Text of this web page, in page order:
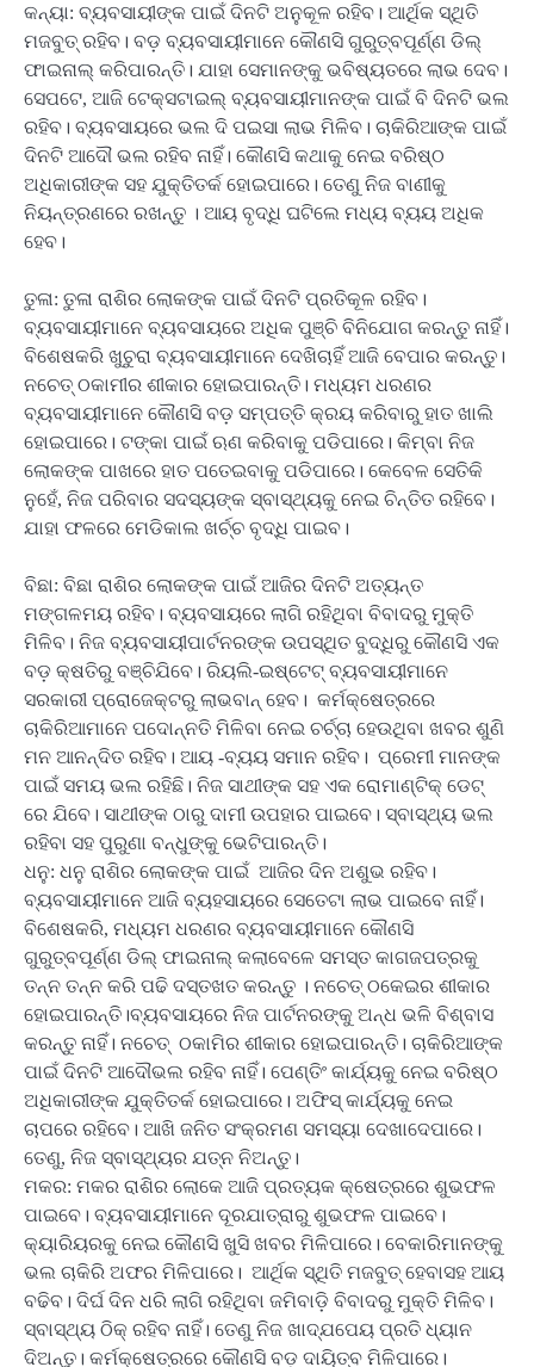
କନ୍ୟା: ବ୍ୟବସାୟୀଙ୍କ ପାଇଁ ଦିନଟି ଅନୁକୂଳ ରହିବ। ଆର୍ଥିକ ସ୍ଥିତି
ମଜବୁତ୍ ରହିବ। ବଡ଼ ବ୍ୟବସାୟୀମାନେ କୌଣସି ଗୁରୁତ୍ବପୂର୍ଣ୍ଣ ଡିଲ୍
ଫାଇନାଲ୍ କରିପାରନ୍ତି। ଯାହା ସେମାନଙ୍କୁ ଭବିଷ୍ୟତରେ ଲାଭ ଦେବ।
ସେପଟେ, ଆଜି ଟେକ୍ସଟାଇଲ୍ ବ୍ୟବସାୟୀମାନଙ୍କ ପାଇଁ ବି ଦିନଟି ଭଲ
ରହିବ। ବ୍ୟବସାୟରେ ଭଲ ଦି ପଇସା ଲାଭ ମିଳିବ। ଚାକିରିଆଙ୍କ ପାଇଁ
ଦିନଟି ଆଦୌ ଭଲ ରହିବ ନାହିଁ। କୌଣସି କଥାକୁ ନେଇ ବରିଷ୍ଠ
ଅଧିକାରୀଙ୍କ ସହ ଯୁକ୍ତିତର୍କ ହୋଇପାରେ। ତେଣୁ ନିଜ ବାଣୀକୁ
ନିୟନ୍ତ୍ରଣରେ ରଖନ୍ତୁ । ଆୟ ବୃଦ୍ଧି ଘଟିଲେ ମଧ୍ୟ ବ୍ୟୟ ଅଧିକ
ହେବ।
ତୁଳା: ତୁଳା ରାଶିର ଲୋକଙ୍କ ପାଇଁ ଦିନଟି ପ୍ରତିକୂଳ ରହିବ।
ବ୍ୟବସାୟୀମାନେ ବ୍ୟବସାୟରେ ଅଧିକ ପୁଞ୍ଚି ବିନିଯୋଗ କରନ୍ତୁ ନାହିଁ।
ବିଶେଷକରି ଖୁଚୁରା ବ୍ୟବସାୟୀମାନେ ଦେଖିଚାହିଁ ଆଜି ବେପାର କରନ୍ତୁ।
ନଚେତ୍ ଠକାମୀର ଶୀକାର ହୋଇପାରନ୍ତି। ମଧ୍ୟମ ଧରଣର
ବ୍ୟବସାୟୀମାନେ କୌଣସି ବଡ଼ ସମ୍ପତ୍ତି କ୍ରୟ କରିବାରୁ ହାତ ଖାଲି
ହୋଇପାରେ। ଟଙ୍କା ପାଇଁ ଋଣ କରିବାକୁ ପଡିପାରେ। କିମ୍ବା ନିଜ
ଲୋକଙ୍କ ପାଖରେ ହାତ ପତେଇବାକୁ ପଡିପାରେ। କେବେଳ ସେତିକି
ନୁହେଁ, ନିଜ ପରିବାର ସଦସ୍ୟଙ୍କ ସ୍ବାସ୍ଥ୍ୟକୁ ନେଇ ଚିନ୍ତିତ ରହିବେ।
ଯାହା ଫଳରେ ମେଡିକାଲ ଖର୍ଚ୍ଚ ବୃଦ୍ଧି ପାଇବ।
ବିଛା: ବିଛା ରାଶିର ଲୋକଙ୍କ ପାଇଁ ଆଜିର ଦିନଟି ଅତ୍ୟନ୍ତ
ମଙ୍ଗଳମୟ ରହିବ। ବ୍ୟବସାୟରେ ଲାଗି ରହିଥିବା ବିବାଦରୁ ମୁକ୍ତି
ମିଳିବ। ନିଜ ବ୍ୟବସାୟୀପାର୍ଟନରଙ୍କ ଉପସ୍ଥିତ ବୁଦ୍ଧିରୁ କୌଣସି ଏକ
ବଡ଼ କ୍ଷତିରୁ ବଞ୍ଚିଯିବେ। ରିୟଲି-ଇଷ୍ଟେଟ୍ ବ୍ୟବସାୟୀମାନେ
ସରକାରୀ ପ୍ରୋଜେକ୍ଟରୁ ଲାଭବାନ୍ ହେବ। କର୍ମକ୍ଷେତ୍ରରେ
ଚାକିରିଆମାନେ ପଦୋନ୍ନତି ମିଳିବା ନେଇ ଚର୍ଚ୍ଚା ହେଉଥିବା ଖବର ଶୁଣି
ମନ ଆନନ୍ଦିତ ରହିବ। ଆୟ -ବ୍ୟୟ ସମାନ ରହିବ। ପ୍ରେମୀ ମାନଙ୍କ
ପାଇଁ ସମୟ ଭଲ ରହିଛି। ନିଜ ସାଥୀଙ୍କ ସହ ଏକ ରୋମାଣ୍ଟିକ୍ ଡେଟ୍
ରେ ଯିବେ। ସାଥୀଙ୍କ ଠାରୁ ଦାମୀ ଉପହାର ପାଇବେ। ସ୍ବାସ୍ଥ୍ୟ ଭଲ
ରହିବା ସହ ପୁରୁଣା ବନ୍ଧୁଙ୍କୁ ଭେଟିପାରନ୍ତି।
ଧନୁ: ଧନୁ ରାଶିର ଲୋକଙ୍କ ପାଇଁ ଆଜିର ଦିନ ଅଶୁଭ ରହିବ।
ବ୍ୟବସାୟୀମାନେ ଆଜି ବ୍ୟହସାୟରେ ସେତେଟା ଲାଭ ପାଇବେ ନାହିଁ।
ବିଶେଷକରି, ମଧ୍ୟମ ଧରଣର ବ୍ୟବସାୟୀମାନେ କୌଣସି
ଗୁରୁତ୍ବପୂର୍ଣ୍ଣ ଡିଲ୍ ଫାଇନାଲ୍ କଲାବେଳେ ସମସ୍ତ କାଗଜପତ୍ରକୁ
ତନ୍ନ ତନ୍ନ କରି ପଢି ଦସ୍ତଖତ କରନ୍ତୁ । ନଚେତ୍ ଠକେଇର ଶୀକାର
ହୋଇପାରନ୍ତି।ବ୍ୟବସାୟରେ ନିଜ ପାର୍ଟନରଙ୍କୁ ଅନ୍ଧ ଭଳି ବିଶ୍ବାସ
କରନ୍ତୁ ନାହିଁ। ନଚେତ୍ ଠକାମିର ଶୀକାର ହୋଇପାରନ୍ତି। ଚାକିରିଆଙ୍କ
ପାଇଁ ଦିନଟି ଆଦୌଭଲ ରହିବ ନାହିଁ। ପେଣ୍ତିଂ କାର୍ଯ୍ୟକୁ ନେଇ ବରିଷ୍ଠ
ଅଧିକାରୀଙ୍କ ଯୁକ୍ତିତର୍କ ହୋଇପାରେ। ଅଫିସ୍ କାର୍ଯ୍ୟକୁ ନେଇ
ଚାପରେ ରହିବେ। ଆଖି ଜନିତ ସଂକ୍ରମଣ ସମସ୍ୟା ଦେଖାଦେପାରେ।
ତେଣୁ, ନିଜ ସ୍ବାସ୍ଥ୍ୟର ଯତ୍ନ ନିଅନ୍ତୁ।
ମକର: ମକର ରାଶିର ଲୋକେ ଆଜି ପ୍ରତ୍ୟକ କ୍ଷେତ୍ରରେ ଶୁଭଫଳ
ପାଇବେ। ବ୍ୟବସାୟୀମାନେ ଦୂରଯାତ୍ରାରୁ ଶୁଭଫଳ ପାଇବେ।
କ୍ୟାରିୟରକୁ ନେଇ କୌଣସି ଖୁସି ଖବର ମିଳିପାରେ। ବେକାରିମାନଙ୍କୁ
ଭଲ ଚାକିରି ଅଫର ମିଳିପାରେ। ଆର୍ଥିକ ସ୍ଥିତି ମଜବୁତ୍ ହେବାସହ ଆୟ
ବଢିବ। ଦିର୍ଘ ଦିନ ଧରି ଲାଗି ରହିଥିବା ଜମିବାଡି଼ ବିବାଦରୁ ମୁକ୍ତି ମିଳିବ।
ସ୍ବାସ୍ଥ୍ୟ ଠିକ୍ ରହିବ ନାହିଁ। ତେଣୁ ନିଜ ଖାଦ୍ଯପେୟ ପ୍ରତି ଧ୍ୟାନ
ଦିଅନ୍ତୁ। କର୍ମକ୍ଷେତ୍ରରେ କୌଣସି ବଡ଼ ଦାୟିତ୍ବ ମିଳିପାରେ।